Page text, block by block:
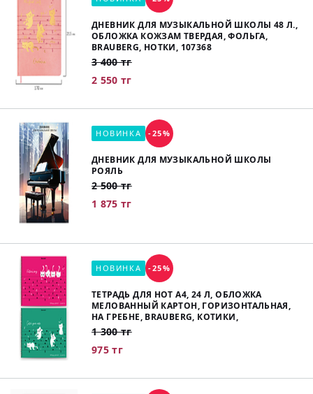
ДНЕВНИК ДЛЯ МУЗЫКАЛЬНОЙ ШКОЛЫ 48 Л.,
ОБЛОЖКА КОЖЗАМ ТВЕРДАЯ, ФОЛЬГА,
BRAUBERG, НОТКИ, 107368
3 400 тг
2 550 тг
НОВИНКА -25%
ДНЕВНИК ДЛЯ МУЗЫКАЛЬНОЙ ШКОЛЫ
РОЯЛЬ
2 500 тг
1 875 тг
НОВИНКА -25%
ТЕТРАДЬ ДЛЯ НОТ А4, 24 Л, ОБЛОЖКА
МЕЛОВАННЫЙ КАРТОН, ГОРИЗОНТАЛЬНАЯ,
НА ГРЕБНЕ, BRAUBERG, КОТИКИ,
1 300 тг
975 тг